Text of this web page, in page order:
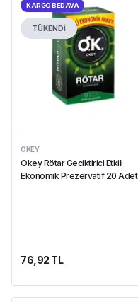
KARGO BEDAVA
TÜKENDİ
OKEY
Okey Rötar Geciktirici Etkili
Ekonomik Prezervatif 20 Adet
76,92 TL